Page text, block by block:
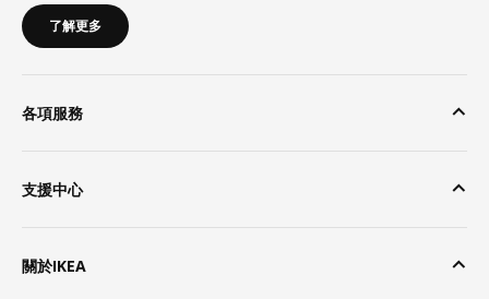
了解更多
各項服務
支援中心
關於IKEA